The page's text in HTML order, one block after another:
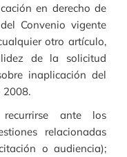
en derecho de
Convenio vigente
otro artículo,
de la solicitud
inaplicación del
2008.
ante los
relacionadas
o audiencia);